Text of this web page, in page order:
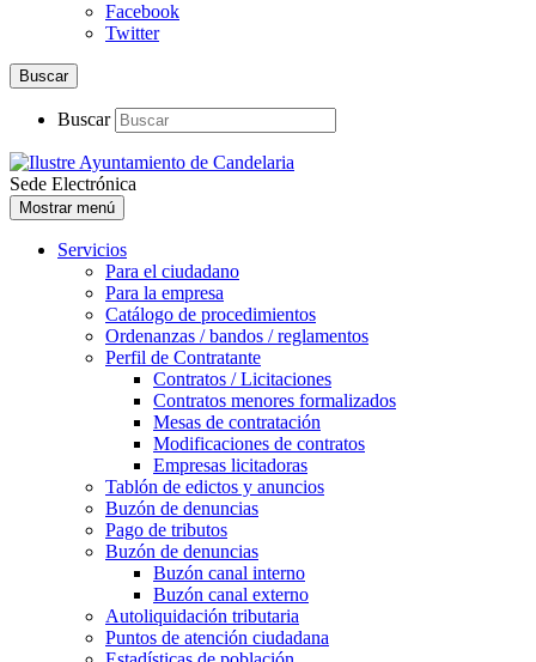
Facebook
Twitter
Buscar
Buscar
Sede Electrónica
Mostrar menú
Servicios
Para el ciudadano
Para la empresa
Catálogo de procedimientos
Ordenanzas / bandos / reglamentos
Perfil de Contratante
Contratos / Licitaciones
Contratos menores formalizados
Mesas de contratación
Modificaciones de contratos
Empresas licitadoras
Tablón de edictos y anuncios
Buzón de denuncias
Pago de tributos
Buzón de denuncias
Buzón canal interno
Buzón canal externo
Autoliquidación tributaria
Puntos de atención ciudadana